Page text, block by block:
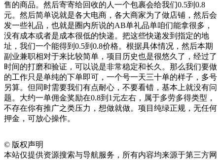
售的商品。然后寄寄给回收的人一个包裹会给我们0.5到0.8
元。然后简单说就是各大电商，各大商家为了做店铺，然后会
发一些礼品，也就是圈内所说的AB单礼品单咱们能拿很多，
没有成本或者是成本很低的快递。把这些快递发到指定的地
址，我们一个能得到0.5到0.8价格。根据具体情况，然后本期
副业兼职相对于来比较简单，项目历史也是很悠久了，经过了
时间的打磨和验证，可以说是非常稳定和长久。那么我们要做
的工作只是单纯的下单即可，一个号一天三十单的样子，多号
另算。但同时需要我们有点耐心，不要看错，基本上就没有问
题。大约一单佣金奖励在0.8到1元左右，属于多劳多得类型，
不存在你有推广之类压力，想做就做。项目纯绿正规，无任何
押金，可放心操作。
© 版权声明
本站仅提供资源搜索与导航服务，所有内容均来源于第三方网